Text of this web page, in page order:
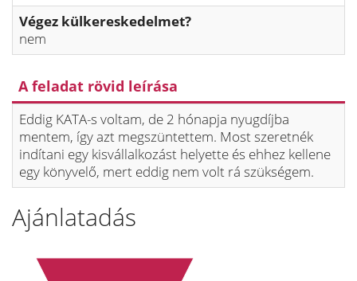
Végez külkereskedelmet?
nem
A feladat rövid leírása
Eddig KATA-s voltam, de 2 hónapja nyugdíjba
mentem, így azt megszüntettem. Most szeretnék
indítani egy kisvállalkozást helyette és ehhez kellene
egy könyvelő, mert eddig nem volt rá szükségem.
Ajánlatadás